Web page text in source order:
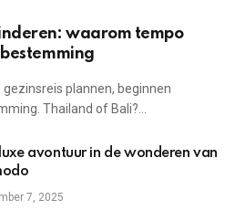
waarom tempo
plannen, beginnen
Thailand of Bali?…
luxe avontuur in de wonderen van
7, 2025